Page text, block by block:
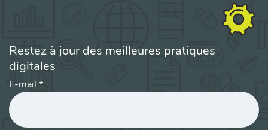
Restez à jour des meilleures pratiques
digitales
E-mail *